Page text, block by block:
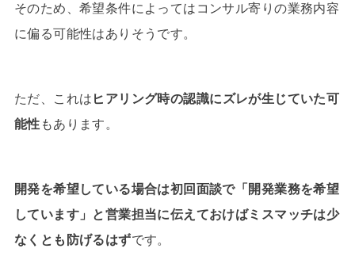
そのため、希望条件によってはコンサル寄りの業務内容
に偏る可能性はありそうです。
ただ、これは ヒアリング時の認識にズレが生じていた可
能性 もあります。
開発を希望している場合は初回面談で「開発業務を希望
しています」と営業担当に伝えておけばミスマッチは少
なくとも防げるはずです。